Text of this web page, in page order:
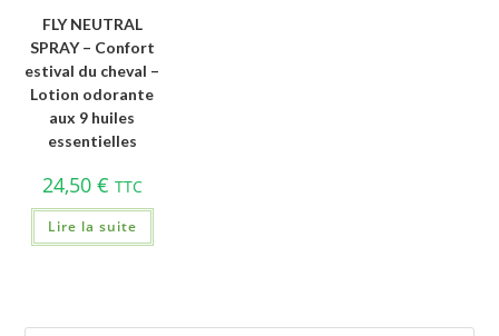
FLY NEUTRAL
SPRAY – Confort
estival du cheval –
Lotion odorante
aux 9 huiles
essentielles
24,50 € TTC
Lire la suite